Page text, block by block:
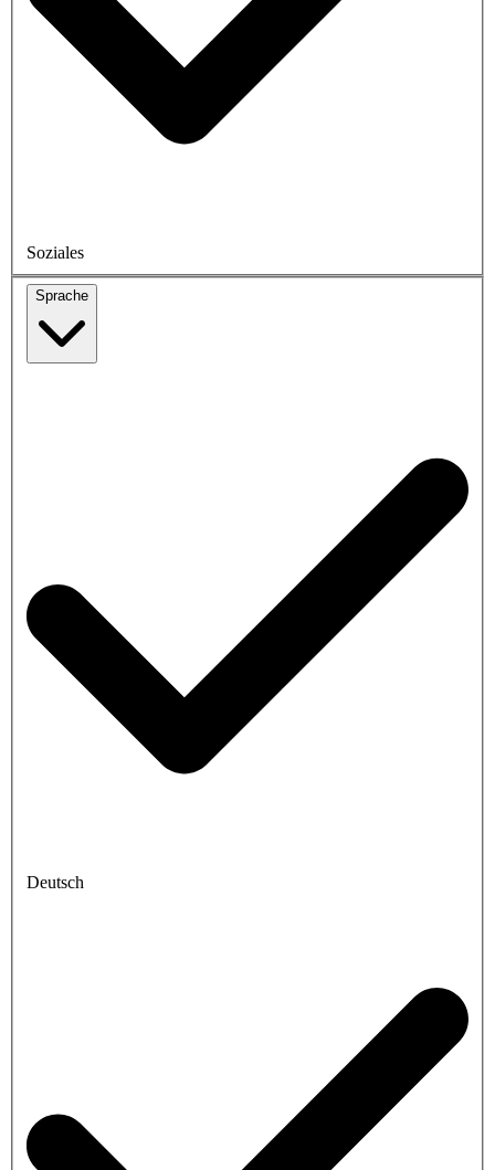
Soziales
Sprache
Deutsch